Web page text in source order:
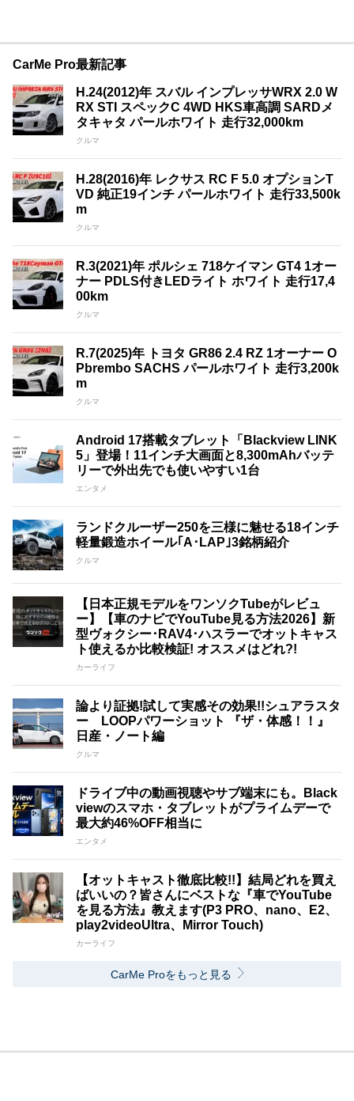
CarMe Pro最新記事
H.24(2012)年 スバル インプレッサWRX 2.0 W
RX STI スペックC 4WD HKS車高調 SARDメ
タキャタ パールホワイト 走行32,000km
クルマ
H.28(2016)年 レクサス RC F 5.0 オプションT
VD 純正19インチ パールホワイト 走行33,500k
m
クルマ
R.3(2021)年 ポルシェ 718ケイマン GT4 1オー
ナー PDLS付きLEDライト ホワイト 走行17,4
00km
クルマ
R.7(2025)年 トヨタ GR86 2.4 RZ 1オーナー O
Pbrembo SACHS パールホワイト 走行3,200k
m
クルマ
Android 17搭載タブレット「Blackview LINK
5」登場！11インチ大画面と8,300mAhバッテ
リーで外出先でも使いやすい1台
エンタメ
ランドクルーザー250を三様に魅せる18インチ
軽量鍛造ホイール｢A･LAP｣3銘柄紹介
クルマ
【日本正規モデルをワンソクTubeがレビュ
ー】【車のナビでYouTube見る方法2026】新
型ヴォクシー･RAV4･ハスラーでオットキャス
ト使えるか比較検証! オススメはどれ?!
カーライフ
論より証拠!試して実感その効果!!シュアラスタ
ー LOOPパワーショット 『ザ・体感！！』
日産・ノート編
クルマ
ドライブ中の動画視聴やサブ端末にも。Black
viewのスマホ・タブレットがプライムデーで
最大約46%OFF相当に
エンタメ
【オットキャスト徹底比較!!】結局どれを買え
ばいいの？皆さんにベストな『車でYouTube
を見る方法』教えます(P3 PRO、nano、E2、
play2videoUltra、Mirror Touch)
カーライフ
CarMe Proをもっと見る